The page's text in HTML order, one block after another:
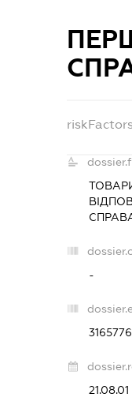
-
21.08.01